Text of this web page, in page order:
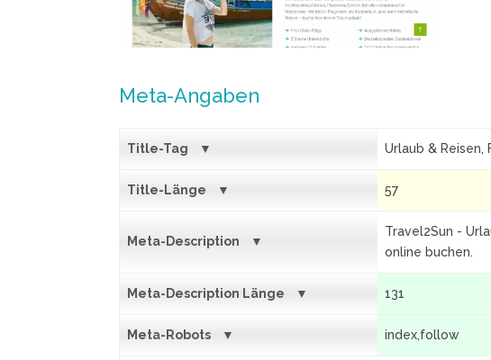
Meta-Angaben
Title-Tag Urlaub & Reisen,
Title-Länge 57
Meta-Description
Travel2Sun -
online buchen.
Meta-Description Länge 131
Meta-Robots index,follow